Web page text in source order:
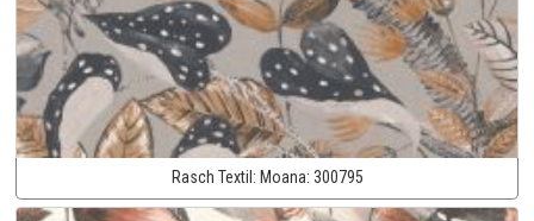
Rasch Textil: Moana: 300795